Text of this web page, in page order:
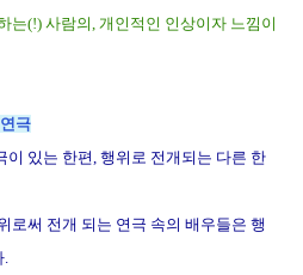
는(!) 사람의, 개인적인 인상이자 느낌이
극
있는 한편, 행위로 전개되는 다른 한
로써 전개 되는 연극 속의 배우들은 행